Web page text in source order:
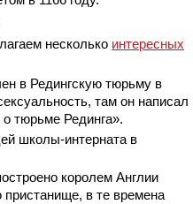
несколько интересных
в Редингскую тюрьму в
там он написал
тюрьме Рединга».
школы-интерната в
королем Англии
пристанище, в те времена